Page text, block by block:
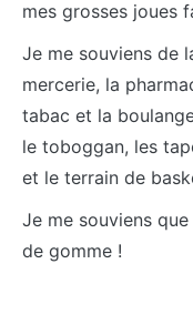
mes grosses joues
Je me souviens de
mercerie, la
tabac et la
le toboggan, les
et le terrain de
Je me souviens
de gomme !